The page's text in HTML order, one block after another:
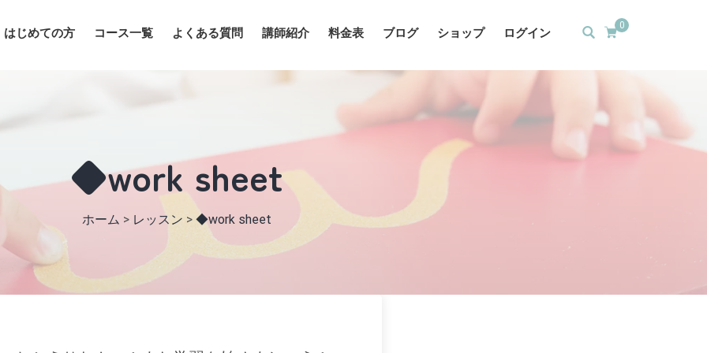
0
はじめての方 コース一覧 よくある質問 講師紹介 料金表 ブログ ショップ ログイン
◆work sheet
ホーム > レッスン > ◆work sheet